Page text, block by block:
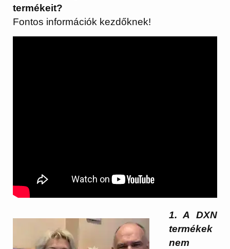
termékeit?
Fontos információk kezdőknek!
1. A DXN
termékek
nem